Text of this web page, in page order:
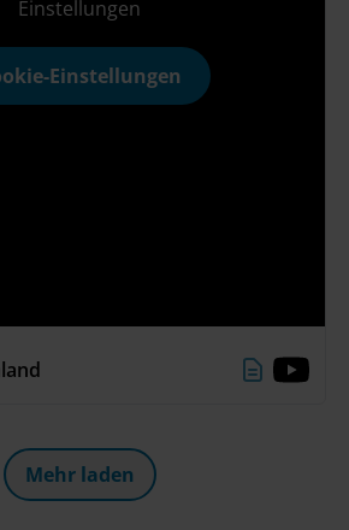
Einstellungen
Einstellungen
Mehr laden